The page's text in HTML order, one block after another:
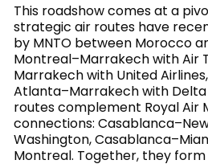
This roadshow comes at a
strategic air routes have
by MNTO between Morocco
Montreal–Marrakech with Air
Marrakech with United
Atlanta–Marrakech with Delta
routes complement Royal Air
connections:
Washington,
Montreal. Together, they